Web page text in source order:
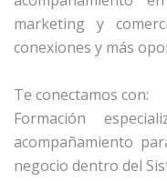
marketing y
conexiones y más
Te conectamos con:
Formación
acompañamiento
negocio dentro del